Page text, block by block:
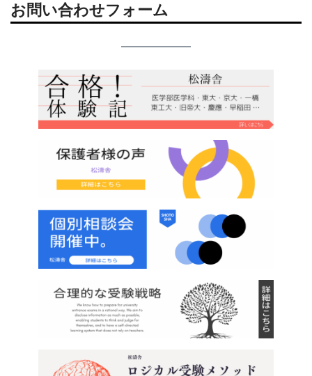
お問い合わせフォーム